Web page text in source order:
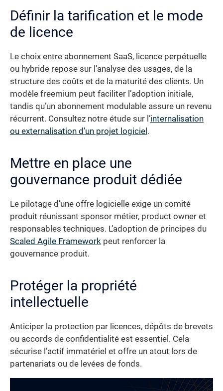
Définir la tarification et le mode
de licence
Le choix entre abonnement SaaS, licence perpétuelle
ou hybride repose sur l’analyse des usages, de la
structure des coûts et de la maturité des clients. Un
modèle freemium peut faciliter l’adoption initiale,
tandis qu’un abonnement modulable assure un revenu
récurrent. Consultez notre étude sur l’internalisation
ou externalisation d’un projet logiciel .
Mettre en place une
gouvernance produit dédiée
Le pilotage d’une offre logicielle exige un comité
produit réunissant sponsor métier, product owner et
responsables techniques. L’adoption de principes du
Scaled Agile Framework peut renforcer la
gouvernance produit.
Protéger la propriété
intellectuelle
Anticiper la protection par licences, dépôts de brevets
ou accords de confidentialité est essentiel. Cela
sécurise l’actif immatériel et offre un atout lors de
partenariats ou de levées de fonds.